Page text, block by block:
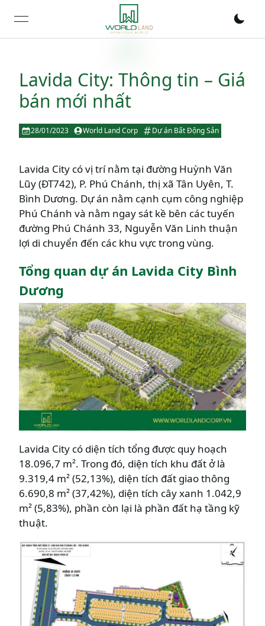
open navigation menu
Lavida City: Thông tin – Giá
bán mới nhất
28/01/2023 World Land Corp Dự án Bất Động Sản
Lavida City có vị trí nằm tại đường Huỳnh Văn
Lũy (ĐT742), P. Phú Chánh, thị xã Tân Uyên, T.
Bình Dương. Dự án nằm cạnh cụm công nghiệp
Phú Chánh và nằm ngay sát kề bên các tuyến
đường Phú Chánh 33, Nguyễn Văn Linh thuận
lợi di chuyển đến các khu vực trong vùng.
Tổng quan dự án Lavida City Bình
Dương
Lavida City có diện tích tổng được quy hoạch
18.096,7 m². Trong đó, diện tích khu đất ở là
9.319,4 m² (52,13%), diện tích đất giao thông
6.690,8 m² (37,42%), diện tích cây xanh 1.042,9
m² (5,83%), phần còn lại là phần đất hạ tầng kỹ
thuật.